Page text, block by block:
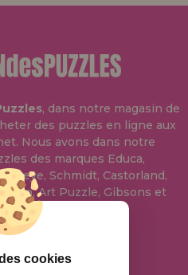
, dans notre magasin de
des puzzles en ligne aux
Nous avons dans notre
des marques Educa,
Heye, Schmidt, Castorland,
Art Puzzle, Gibsons et
cookies